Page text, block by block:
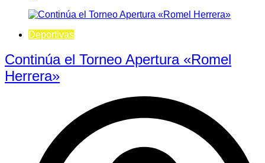
Deportivas
Continúa el Torneo Apertura «Romel
Herrera»